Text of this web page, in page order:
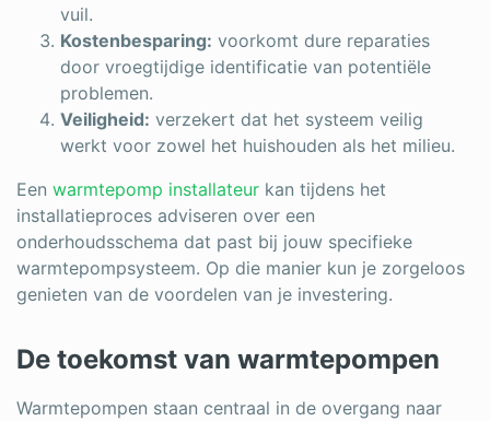
vuil.
Kostenbesparing: voorkomt dure reparaties
door vroegtijdige identificatie van potentiële
problemen.
Veiligheid: verzekert dat het systeem veilig
werkt voor zowel het huishouden als het milieu.
Een warmtepomp installateur kan tijdens het
installatieproces adviseren over een
onderhoudsschema dat past bij jouw specifieke
warmtepompsysteem. Op die manier kun je zorgeloos
genieten van de voordelen van je investering.
De toekomst van warmtepompen
Warmtepompen staan centraal in de overgang naar